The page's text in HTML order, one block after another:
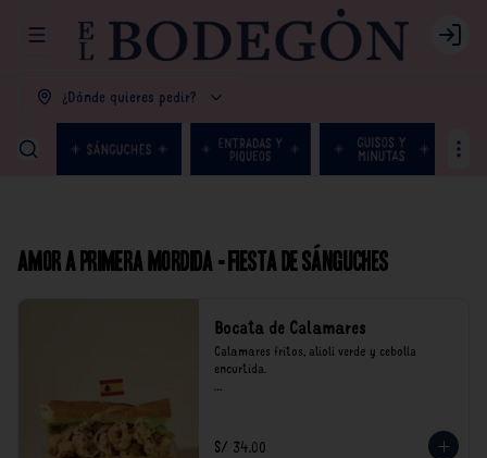
Abrir menu de navegación Login
¿Dónde quieres pedir?
Amor a primera mordida - Fiesta de Sánguches
Bocata de Calamares
Calamares fritos, alioli verde y cebolla
encurtida.
consumo.
S/ 34.00